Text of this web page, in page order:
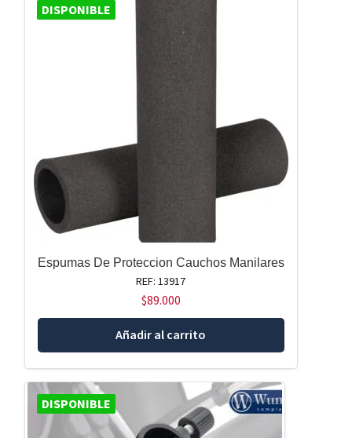
DISPONIBLE
Espumas De Proteccion Cauchos Manilares
REF: 13917
$89.000
Añadir al carrito
DISPONIBLE